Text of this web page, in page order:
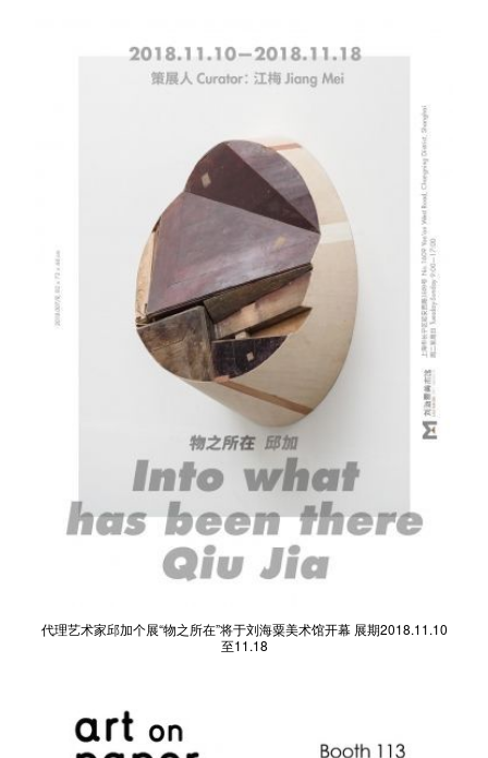
代理艺术家邱加个展“物之所在”将于刘海粟美术馆开幕 展期2018.11.10
至11.18